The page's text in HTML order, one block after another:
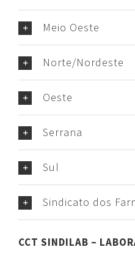
Meio Oeste
Norte/Nordeste
Oeste
Serrana
Sul
Sindicato dos
CCT SINDILAB –